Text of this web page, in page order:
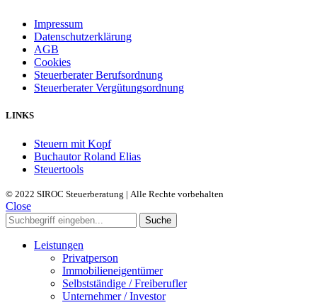
Impressum
Datenschutzerklärung
AGB
Cookies
Steuerberater Berufsordnung
Steuerberater Vergütungsordnung
LINKS
Steuern mit Kopf
Buchautor Roland Elias
Steuertools
© 2022 SIROC Steuerberatung | Alle Rechte vorbehalten
Close
Suche
Leistungen
Privatperson
Immobilieneigentümer
Selbstständige / Freiberufler
Unternehmer / Investor